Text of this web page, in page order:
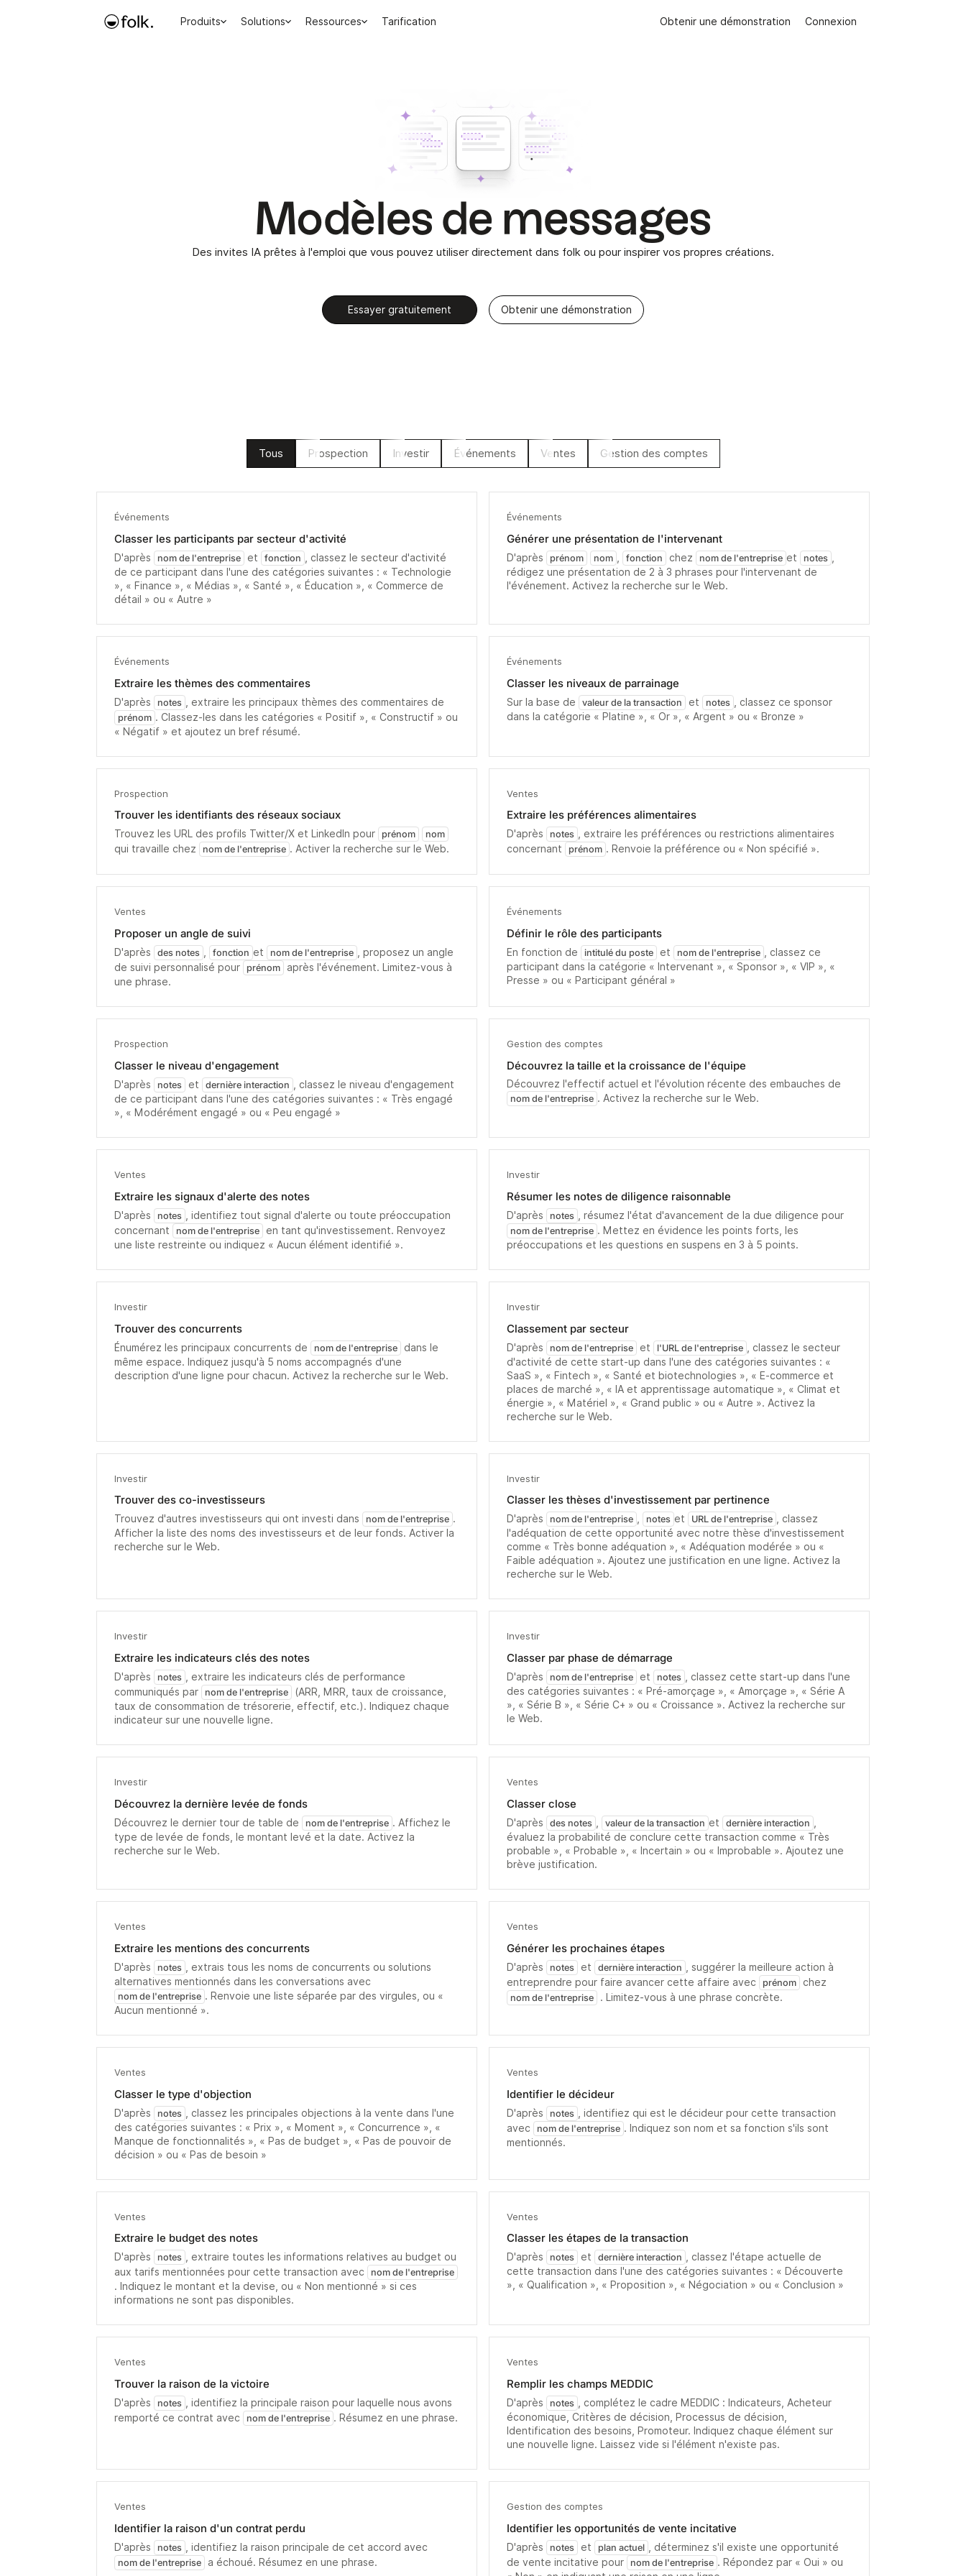
Produits Solutions Ressources Tarification Obtenir une démonstration Connexion
Modèles de messages
Des invites IA prêtes à l'emploi que vous pouvez utiliser directement dans folk ou pour inspirer vos propres créations.
Essayer gratuitement Obtenir une démonstration
Tous Prospection Investir Événements Ventes Gestion des comptes
Événements
Classer les participants par secteur d'activité
D'après nom de l'entreprise et fonction
, classez le secteur d'activité
de ce participant dans l'une des catégories suivantes : « Technologie
», « Finance », « Médias », « Santé », « Éducation », « Commerce de
détail » ou « Autre »
Événements
Générer une présentation de l'intervenant
D'après prénom nom fonction chez nom de l'entreprise et notes
rédigez une présentation de 2 à 3 phrases pour l'intervenant de
l'événement. Activez la recherche sur le Web.
Événements
Extraire les thèmes des commentaires
D'après notes , extraire les principaux thèmes des commentaires de
prénom . Classez-les dans les catégories « Positif », « Constructif » ou
« Négatif » et ajoutez un bref résumé.
Événements
Classer les niveaux de parrainage
Sur la base de valeur de la transaction et notes
, classez ce sponsor
dans la catégorie « Platine », « Or », « Argent » ou « Bronze »
Prospection
Trouver les identifiants des réseaux sociaux
Trouvez les URL des profils Twitter/X et LinkedIn pour prénom nom
qui travaille chez nom de l'entreprise . Activer la recherche sur le Web.
Ventes
Extraire les préférences alimentaires
D'après notes , extraire les préférences ou restrictions alimentaires
concernant
prénom . Renvoie la préférence ou « Non spécifié ».
Ventes
Proposer un angle de suivi
D'après des notes , fonction et nom de l'entreprise , proposez un angle
de suivi personnalisé pour
prénom
après l'événement. Limitez-vous à
une phrase.
Événements
Définir le rôle des participants
En fonction de intitulé du poste et nom de l'entreprise , classez ce
participant dans la catégorie « Intervenant », « Sponsor », « VIP », «
Presse » ou « Participant général »
Prospection
Classer le niveau d'engagement
D'après notes et dernière interaction
, classez le niveau d'engagement
de ce participant dans l'une des catégories suivantes : « Très engagé
», « Modérément engagé » ou « Peu engagé »
Gestion des comptes
Découvrez la taille et la croissance de l'équipe
Découvrez l'effectif actuel et l'évolution récente des embauches de
nom de l'entreprise . Activez la recherche sur le Web.
Ventes
Extraire les signaux d'alerte des notes
D'après notes
, identifiez tout signal d'alerte ou toute préoccupation
concernant
nom de l'entreprise
en tant qu'investissement. Renvoyez
une liste restreinte ou indiquez « Aucun élément identifié ».
Investir
Résumer les notes de diligence raisonnable
D'après notes , résumez l'état d'avancement de la due diligence pour
nom de l'entreprise . Mettez en évidence les points forts, les
préoccupations et les questions en suspens en 3 à 5 points.
Investir
Trouver des concurrents
Énumérez les principaux concurrents de nom de l'entreprise
dans le
même espace. Indiquez jusqu'à 5 noms accompagnés d'une
description d'une ligne pour chacun. Activez la recherche sur le Web.
Investir
Classement par secteur
D'après nom de l'entreprise et l'URL de l'entreprise
, classez le secteur
d'activité de cette start-up dans l'une des catégories suivantes : «
SaaS », « Fintech », « Santé et biotechnologies », « E-commerce et
places de marché », « IA et apprentissage automatique », « Climat et
énergie », « Matériel », « Grand public » ou « Autre ». Activez la
recherche sur le Web.
Investir
Trouver des co-investisseurs
Trouvez d'autres investisseurs qui ont investi dans nom de l'entreprise .
Afficher la liste des noms des investisseurs et de leur fonds. Activer la
recherche sur le Web.
Investir
Classer les thèses d'investissement par pertinence
D'après nom de l'entreprise , notes et URL de l'entreprise , classez
l'adéquation de cette opportunité avec notre thèse d'investissement
comme « Très bonne adéquation », « Adéquation modérée » ou «
Faible adéquation ». Ajoutez une justification en une ligne. Activez la
recherche sur le Web.
Investir
Extraire les indicateurs clés des notes
D'après notes
, extraire les indicateurs clés de performance
communiqués par
nom de l'entreprise
(ARR, MRR, taux de croissance,
taux de consommation de trésorerie, effectif, etc.). Indiquez chaque
indicateur sur une nouvelle ligne.
Investir
Classer par phase de démarrage
D'après nom de l'entreprise et notes
, classez cette start-up dans l'une
des catégories suivantes : « Pré-amorçage », « Amorçage », « Série A
», « Série B », « Série C+ » ou « Croissance ». Activez la recherche sur
le Web.
Investir
Découvrez la dernière levée de fonds
Découvrez le dernier tour de table de nom de l'entreprise . Affichez le
type de levée de fonds, le montant levé et la date. Activez la
recherche sur le Web.
Ventes
Classer close
D'après des notes valeur de la transaction et dernière interaction
évaluez la probabilité de conclure cette transaction comme « Très
probable », « Probable », « Incertain » ou « Improbable ». Ajoutez une
brève justification.
Ventes
Extraire les mentions des concurrents
D'après notes
, extrais tous les noms de concurrents ou solutions
alternatives mentionnés dans les conversations avec
nom de l'entreprise . Renvoie une liste séparée par des virgules, ou «
Aucun mentionné ».
Ventes
Générer les prochaines étapes
D'après notes et dernière interaction
, suggérer la meilleure action à
entreprendre pour faire avancer cette affaire avec
prénom chez
nom de l'entreprise . Limitez-vous à une phrase concrète.
Ventes
Classer le type d'objection
D'après notes
, classez les principales objections à la vente dans l'une
des catégories suivantes : « Prix », « Moment », « Concurrence », «
Manque de fonctionnalités », « Pas de budget », « Pas de pouvoir de
décision » ou « Pas de besoin »
Ventes
Identifier le décideur
D'après notes
, identifiez qui est le décideur pour cette transaction
avec
nom de l'entreprise . Indiquez son nom et sa fonction s'ils sont
mentionnés.
Ventes
Extraire le budget des notes
D'après notes , extraire toutes les informations relatives au budget ou
aux tarifs mentionnées pour cette transaction avec
nom de l'entreprise
. Indiquez le montant et la devise, ou « Non mentionné » si ces
informations ne sont pas disponibles.
Ventes
Classer les étapes de la transaction
D'après notes et dernière interaction , classez l'étape actuelle de
cette transaction dans l'une des catégories suivantes : « Découverte
», « Qualification », « Proposition », « Négociation » ou « Conclusion »
Ventes
Trouver la raison de la victoire
D'après notes
, identifiez la principale raison pour laquelle nous avons
remporté ce contrat avec
nom de l'entreprise . Résumez en une phrase.
Ventes
Remplir les champs MEDDIC
D'après notes
, complétez le cadre MEDDIC : Indicateurs, Acheteur
économique, Critères de décision, Processus de décision,
Identification des besoins, Promoteur. Indiquez chaque élément sur
une nouvelle ligne. Laissez vide si l'élément n'existe pas.
Ventes
Identifier la raison d'un contrat perdu
D'après notes , identifiez la raison principale de cet accord avec
nom de l'entreprise a échoué. Résumez en une phrase.
Gestion des comptes
Identifier les opportunités de vente incitative
D'après notes et plan actuel
, déterminez s'il existe une opportunité
de vente incitative pour
nom de l'entreprise . Répondez par « Oui » ou